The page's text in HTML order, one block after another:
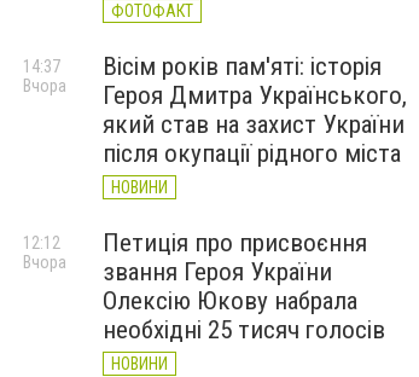
ФОТОФАКТ
Вісім років пам'яті: історія
Героя Дмитра Українського,
який став на захист України
після окупації рідного міста
НОВИНИ
14:37
Вчора
Петиція про присвоєння
звання Героя України
Олексію Юкову набрала
необхідні 25 тисяч голосів
НОВИНИ
12:12
Вчора